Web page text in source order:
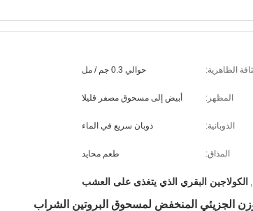
الظاهرية: حوالي 0.3 جم / مل
المظهر: أبيض إلى مسحوق مصفر قليلا
الذوبانية: ذوبان سريع في الماء
المذاق: طعم محايد
, الكولاجين البقري الذي يتغذى على العشب
الجزيئي المنخفض لمسحوق البروتين الشراب